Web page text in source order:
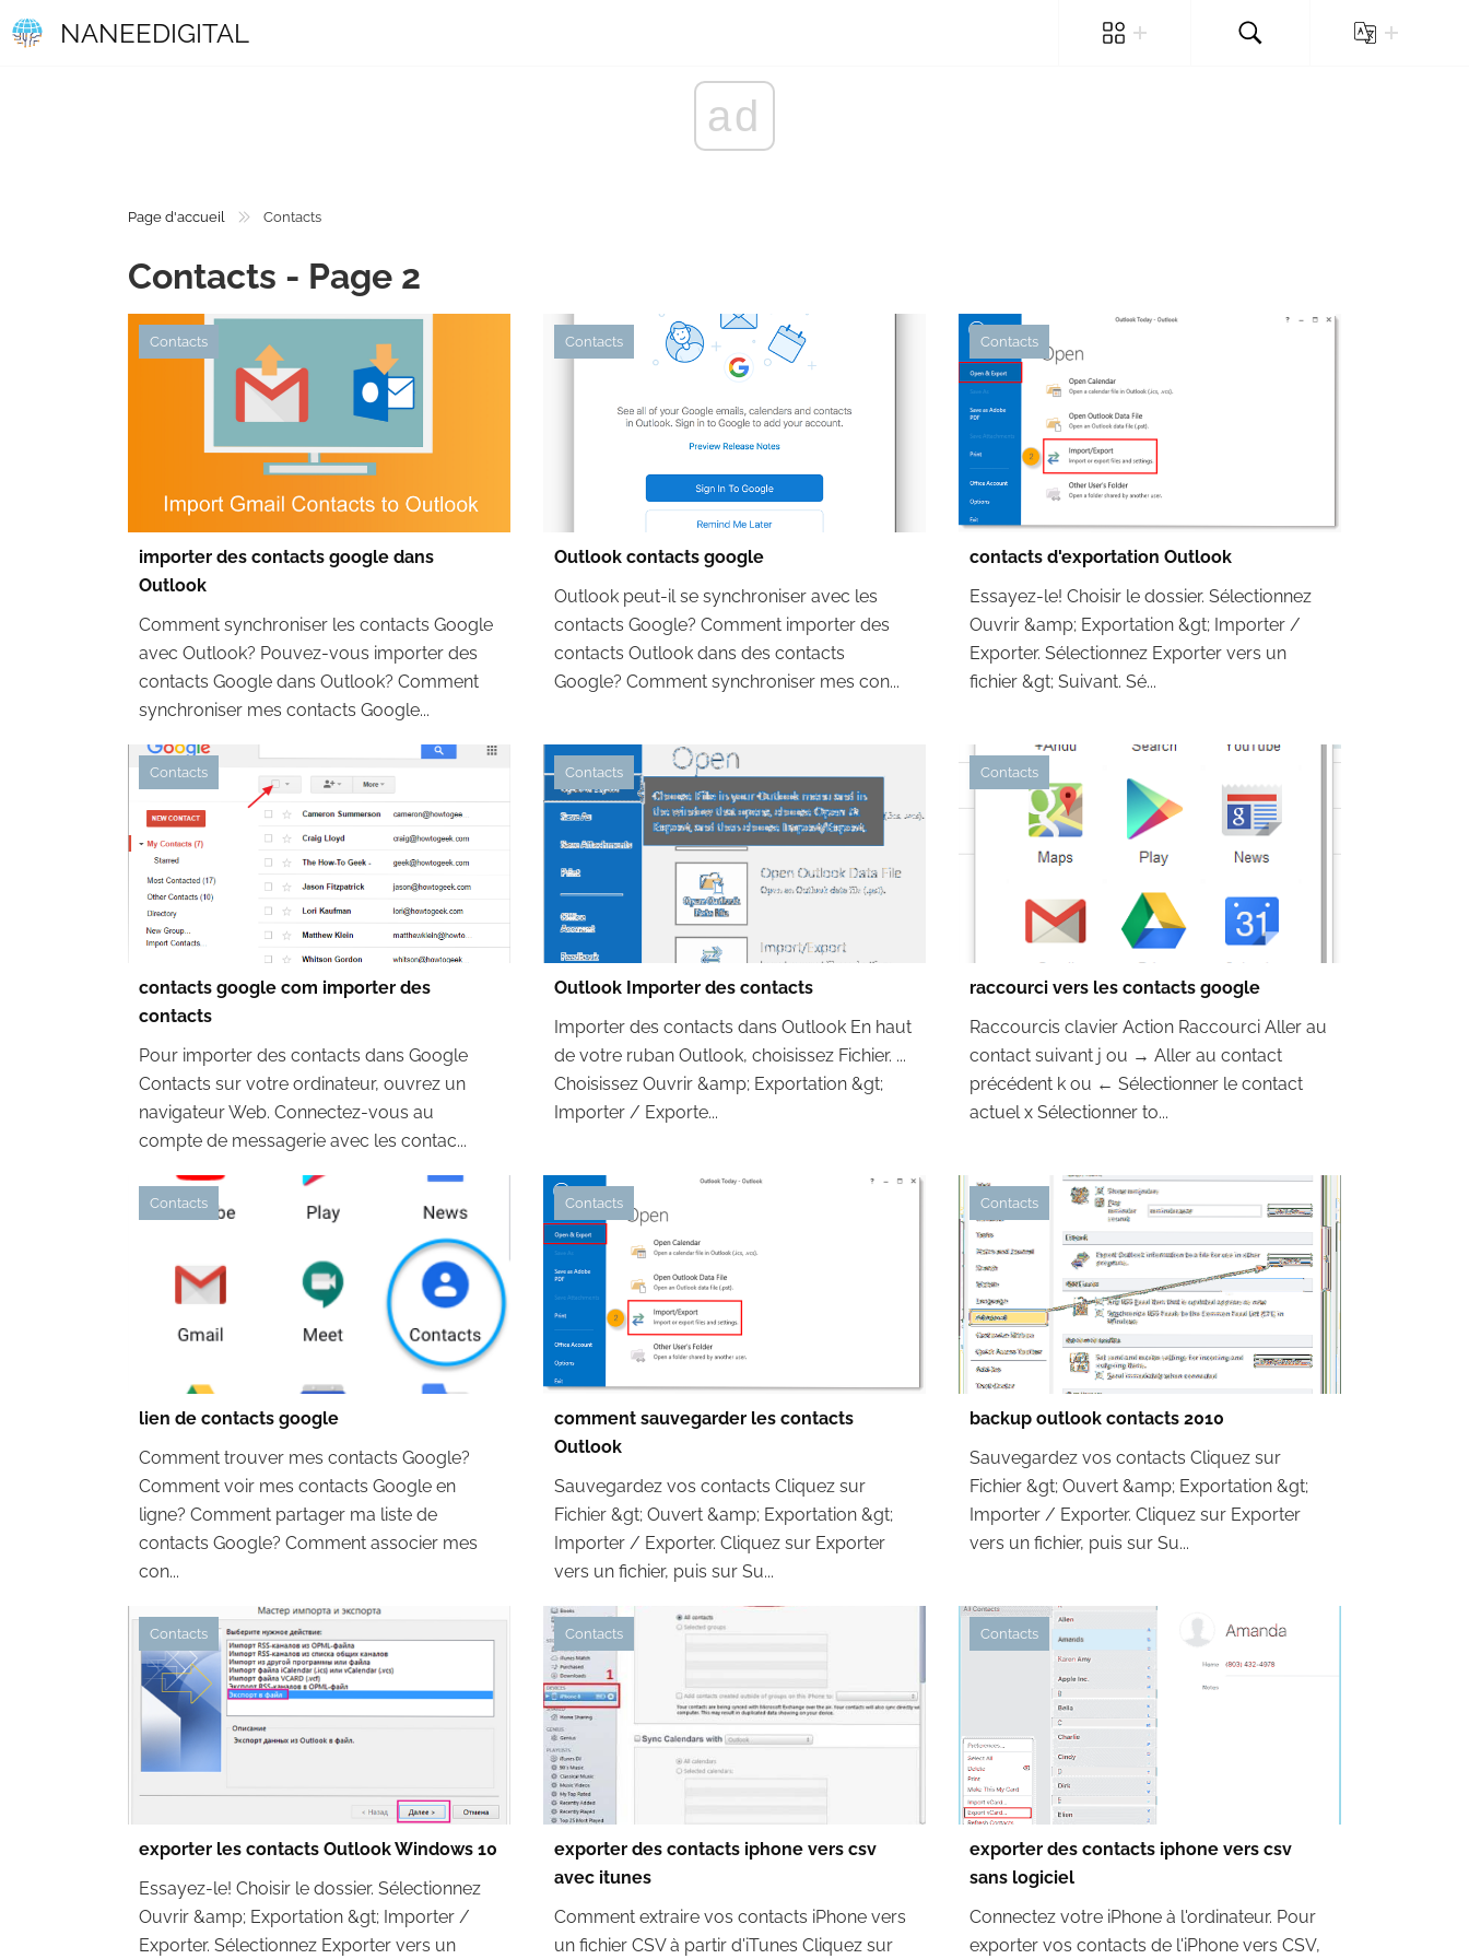
NANEEDIGITAL
ad
Page d'accueil Contacts
Contacts - Page 2
Contacts
importer des contacts google dans
Outlook
Comment synchroniser les contacts Google
avec Outlook? Pouvez-vous importer des
contacts Google dans Outlook? Comment
synchroniser mes contacts Google...
Contacts
Outlook contacts google
Outlook peut-il se synchroniser avec les
contacts Google? Comment importer des
contacts Outlook dans des contacts
Google? Comment synchroniser mes con...
Contacts
contacts d'exportation Outlook
Essayez-le! Choisir le dossier. Sélectionnez
Ouvrir &amp; Exportation &gt; Importer /
Exporter. Sélectionnez Exporter vers un
fichier &gt; Suivant. Sé...
Contacts
contacts google com importer des
contacts
Pour importer des contacts dans Google
Contacts sur votre ordinateur, ouvrez un
navigateur Web. Connectez-vous au
compte de messagerie avec les contac...
Contacts
Outlook Importer des contacts
Importer des contacts dans Outlook En haut
de votre ruban Outlook, choisissez Fichier. ...
Choisissez Ouvrir &amp; Exportation &gt;
Importer / Exporte...
Contacts
raccourci vers les contacts google
Raccourcis clavier Action Raccourci Aller au
contact suivant j ou → Aller au contact
précédent k ou ← Sélectionner le contact
actuel x Sélectionner to...
Contacts
lien de contacts google
Comment trouver mes contacts Google?
Comment voir mes contacts Google en
ligne? Comment partager ma liste de
contacts Google? Comment associer mes
con...
Contacts
comment sauvegarder les contacts
Outlook
Sauvegardez vos contacts Cliquez sur
Fichier &gt; Ouvert &amp; Exportation &gt;
Importer / Exporter. Cliquez sur Exporter
vers un fichier, puis sur Su...
Contacts
backup outlook contacts 2010
Sauvegardez vos contacts Cliquez sur
Fichier &gt; Ouvert &amp; Exportation &gt;
Importer / Exporter. Cliquez sur Exporter
vers un fichier, puis sur Su...
Contacts
exporter les contacts Outlook Windows 10
Essayez-le! Choisir le dossier. Sélectionnez
Ouvrir &amp; Exportation &gt; Importer /
Exporter. Sélectionnez Exporter vers un
Contacts
exporter des contacts iphone vers csv
avec itunes
Comment extraire vos contacts iPhone vers
un fichier CSV à partir d'iTunes Cliquez sur
Contacts
exporter des contacts iphone vers csv
sans logiciel
Connectez votre iPhone à l'ordinateur. Pour
exporter vos contacts de l'iPhone vers CSV,